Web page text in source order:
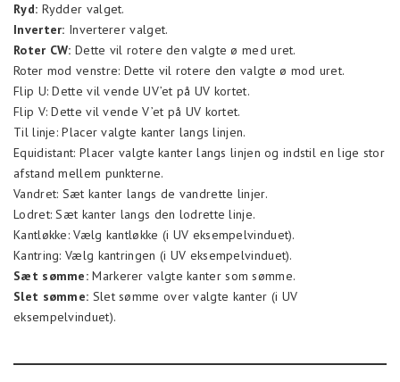
Ryd: Rydder valget.
Inverter: Inverterer valget.
Roter CW: Dette vil rotere den valgte ø med uret.
Roter mod venstre: Dette vil rotere den valgte ø mod uret.
Flip U: Dette vil vende UV’et på UV kortet.
Flip V: Dette vil vende V’et på UV kortet.
Til linje: Placer valgte kanter langs linjen.
Equidistant: Placer valgte kanter langs linjen og indstil en lige stor
afstand mellem punkterne.
Vandret: Sæt kanter langs de vandrette linjer.
Lodret: Sæt kanter langs den lodrette linje.
Kantløkke: Vælg kantløkke (i UV eksempelvinduet).
Kantring: Vælg kantringen (i UV eksempelvinduet).
Sæt sømme: Markerer valgte kanter som sømme.
Slet sømme: Slet sømme over valgte kanter (i UV
eksempelvinduet).